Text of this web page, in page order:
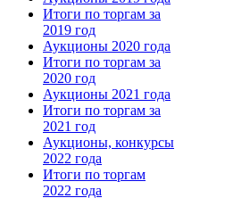
Итоги по торгам за
2019 год
Аукционы 2020 года
Итоги по торгам за
2020 год
Аукционы 2021 года
Итоги по торгам за
2021 год
Аукционы, конкурсы
2022 года
Итоги по торгам
2022 года